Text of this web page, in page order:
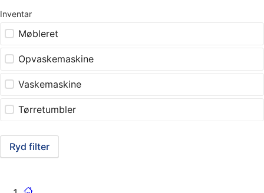
Inventar
Møbleret
Opvaskemaskine
Vaskemaskine
Tørretumbler
Ryd filter